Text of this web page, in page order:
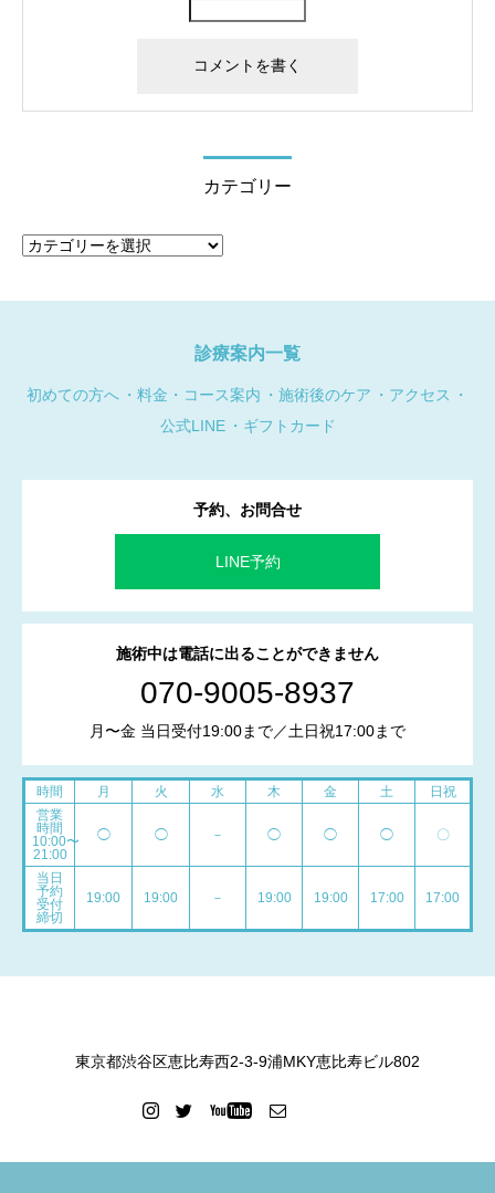
カテゴリー
カ
テ
ー
診療案内一覧
初めての方へ 料金・コース案内 施術後のケア
アクセス
公式LINE
ギフトカード
予約、お問合せ
LINE予約
施術中は電話に出ることができません
070-9005-8937
月〜金 当日受付19:00まで／土日祝17:00まで
時間 月 火 水 木 金 土
日祝
営業
時間
10:00〜
21:00
◯ ◯ － ◯ ◯ ◯ 〇
当日
予約
受付
締切
19:00 19:00 － 19:00 19:00 17:00 17:00
東京都渋谷区恵比寿西2-3-9浦MKY恵比寿ビル802